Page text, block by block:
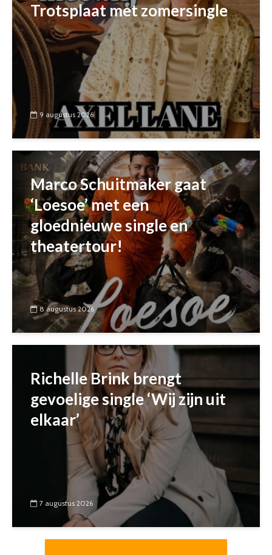
Trotsplaat met zomersingle
9 augustus 2026
Marco Schuitmaker gaat
‘Loesoe’ met een
gloednieuwe single en
theatertour!
8 augustus 2026
Richelle Brink brengt
gevoelige single ‘Wij zijn uit
elkaar’
7 augustus 2026